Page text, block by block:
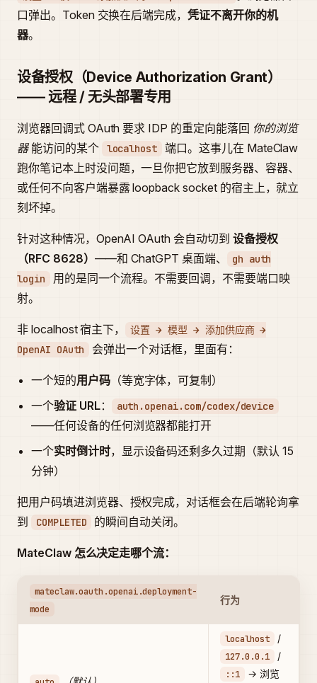
口弹出。Token 交换在后端完成，凭证不离开你的机
器。
设备授权（Device Authorization Grant）
—— 远程 / 无头部署专用
浏览器回调式 OAuth 要求 IDP 的重定向能落回 你的浏览
器能访问的某个 localhost
端口。这事儿在 MateClaw
跑你笔记本上时没问题，一旦你把它放到服务器、容器、
或任何不向客户端暴露 loopback socket 的宿主上，就立
刻坏掉。
针对这种情况，OpenAI OAuth 会自动切到 设备授权
（RFC 8628） ——和 ChatGPT 桌面端、
gh auth
login
用的是同一个流程。不需要回调，不需要端口映
射。
非 localhost 宿主下，
设置 → 模型 → 添加供应商 →
OpenAI OAuth
会弹出一个对话框，里面有：
一个短的用户码（等宽字体，可复制）
一个验证 URL： auth.openai.com/codex/device
——任何设备的任何浏览器都能打开
一个实时倒计时，显示设备码还剩多久过期（默认 15
分钟）
把用户码填进浏览器、授权完成，对话框会在后端轮询拿
到
COMPLETED 的瞬间自动关闭。
MateClaw 怎么决定走哪个流：
mateclaw.oauth.openai.deployment-
mode
行为
localhost
/
127.0.0.1
/
::1
→ 浏览